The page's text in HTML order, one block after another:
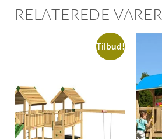
RELATEREDE VARER
Tilbud!